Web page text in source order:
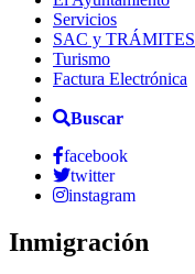
Servicios
SAC y TRÁMITES
Turismo
Factura Electrónica
Buscar
facebook
twitter
instagram
Inmigración